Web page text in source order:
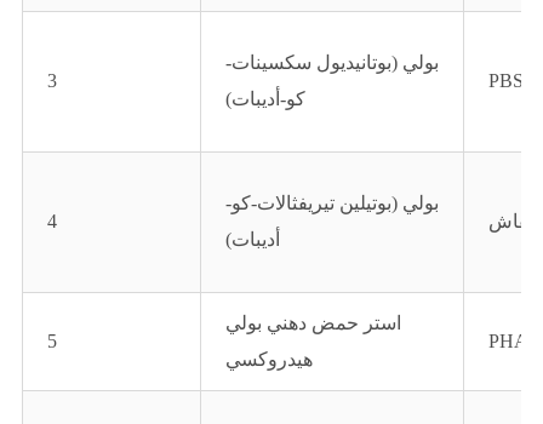
3
بولي (بوتانيديول سكسينات-
كو-أديبات)
PBSA
4
بولي (بوتيلين تيريفثالات-كو-
أديبات)
خفاش
5
استر حمض دهني بولي
هيدروكسي
PHA